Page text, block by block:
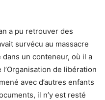
a pu retrouver des
survécu au massacre
dans un conteneur, où il a
de libération
avec d’autres enfants
il n’y est resté